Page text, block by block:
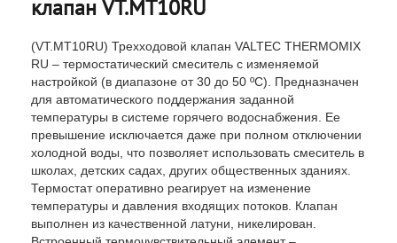
клапан VT.MT10RU
(VT.MT10RU) Трехходовой клапан VALTEC THERMOMIX
RU – термостатический смеситель с изменяемой
настройкой (в диапазоне от 30 до 50 ºC). Предназначен
для автоматического поддержания заданной
температуры в системе горячего водоснабжения. Ее
превышение исключается даже при полном отключении
холодной воды, что позволяет использовать смеситель в
школах, детских садах, других общественных зданиях.
Термостат оперативно реагирует на изменение
температуры и давления входящих потоков. Клапан
выполнен из качественной латуни, никелирован.